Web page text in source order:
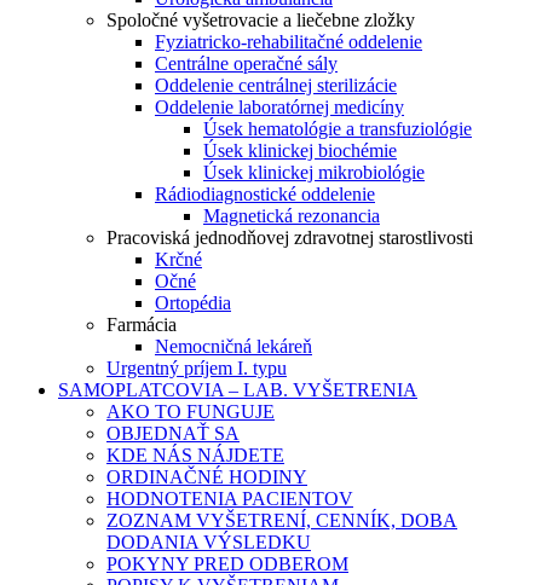
Spoločné vyšetrovacie a liečebne zložky
Fyziatricko-rehabilitačné oddelenie
Centrálne operačné sály
Oddelenie centrálnej sterilizácie
Oddelenie laboratórnej medicíny
Úsek hematológie a transfuziológie
Úsek klinickej biochémie
Úsek klinickej mikrobiológie
Rádiodiagnostické oddelenie
Magnetická rezonancia
Pracoviská jednodňovej zdravotnej starostlivosti
Krčné
Očné
Ortopédia
Farmácia
Nemocničná lekáreň
Urgentný príjem I. typu
SAMOPLATCOVIA – LAB. VYŠETRENIA
AKO TO FUNGUJE
OBJEDNAŤ SA
KDE NÁS NÁJDETE
ORDINAČNÉ HODINY
HODNOTENIA PACIENTOV
ZOZNAM VYŠETRENÍ, CENNÍK, DOBA
DODANIA VÝSLEDKU
POKYNY PRED ODBEROM